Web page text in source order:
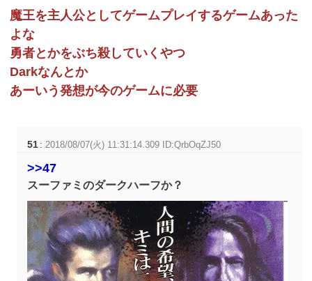
魔王を主人公としてゲームプレイするゲームあった
よな
勇者とかをぶち殺していくやつ
Darkなんとか
あーいう発想が今のゲームに必要
51 :2018/08/07(火) 11:31:14.309 ID:QrbOqZJ50
>>47
スーファミのダークハーフか？